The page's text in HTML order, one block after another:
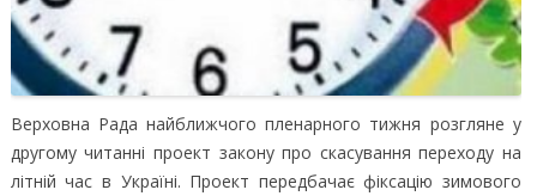
Верховна Рада найближчого пленарного тижня розгляне у
другому читанні проект закону про скасування переходу на
літній час в Україні. Проект передбачає фіксацію зимового